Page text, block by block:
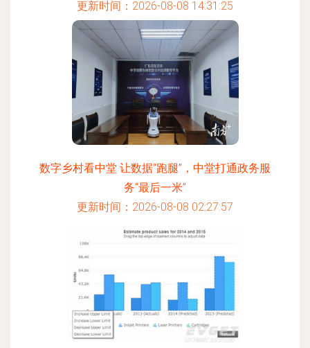
更新时间：2026-08-08 14:31:25
数字乡村看中堂 让数据“跑腿”，中堂打通政务服
务“最后一米”
更新时间：2026-08-08 02:27:57